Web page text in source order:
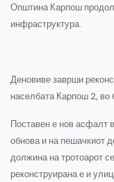
Општина Карпош
инфраструктура.
Деновиве заврши
населбата Карпош 2, во
Поставен е нов асфалт
обнова и на пешачкиот
должина на тротоарот
реконструирана е и